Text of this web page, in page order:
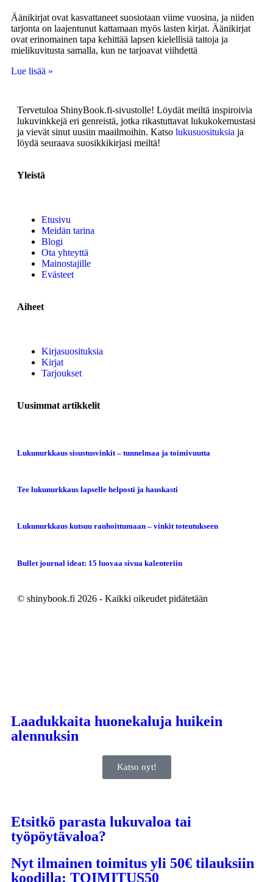
Äänikirjat ovat kasvattaneet suosiotaan viime vuosina, ja niiden
tarjonta on laajentunut kattamaan myös lasten kirjat. Äänikirjat
ovat erinomainen tapa kehittää lapsen kielellisiä taitoja ja
mielikuvitusta samalla, kun ne tarjoavat viihdettä
Lue lisää »
Tervetuloa ShinyBook.fi-sivustolle! Löydät meiltä inspiroivia
lukuvinkkejä eri genreistä, jotka rikastuttavat lukukokemustasi
ja vievät sinut uusiin maailmoihin. Katso lukusuosituksia ja
löydä seuraava suosikkikirjasi meiltä!
Yleistä
Etusivu
Meidän tarina
Blogi
Ota yhteyttä
Mainostajille
Evästeet
Aiheet
Kirjasuosituksia
Kirjat
Tarjoukset
Uusimmat artikkelit
Lukunurkkaus sisustusvinkit – tunnelmaa ja toimivuutta
Tee lukunurkkaus lapselle helposti ja hauskasti
Lukunurkkaus kutsuu rauhoittumaan – vinkit toteutukseen
Bullet journal ideat: 15 luovaa sivua kalenteriin
© shinybook.fi 2026 - Kaikki oikeudet pidätetään
Laadukkaita huonekaluja huikein
alennuksin
Katso nyt!
Etsitkö parasta lukuvaloa tai
työpöytävaloa?
Nyt ilmainen toimitus yli 50€ tilauksiin
koodilla: TOIMITUS50